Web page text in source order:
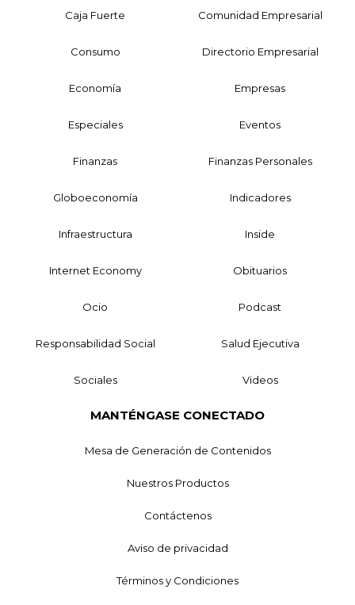
Caja Fuerte Comunidad Empresarial
Consumo Directorio Empresarial
Economía Empresas
Especiales Eventos
Finanzas Finanzas Personales
Globoeconomía Indicadores
Infraestructura Inside
Internet Economy Obituarios
Ocio Podcast
Responsabilidad Social Salud Ejecutiva
Sociales Videos
MANTÉNGASE CONECTADO
Mesa de Generación de Contenidos
Nuestros Productos
Contáctenos
Aviso de privacidad
Términos y Condiciones